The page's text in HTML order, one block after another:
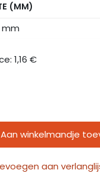
(MM)
1,16 €
Aan winkelmandje
aan